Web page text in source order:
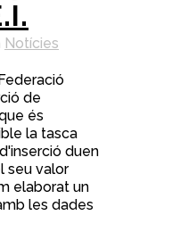
Notícies
de
és
la tasca
duen
seu valor
elaborat un
les dades